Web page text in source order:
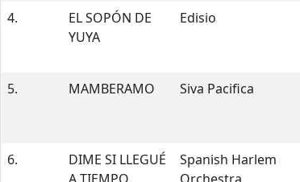
4.
EL SOPÓN DE
YUYA
Edisio
5. MAMBERAMO Siva Pacifica
6.
DIME SI LLEGUÉ
Spanish Harlem